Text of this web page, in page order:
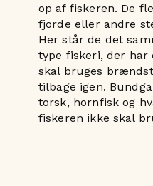
op af fiskeren. De
fjorde eller andre
Her står de det
type fiskeri, der har
skal bruges
tilbage igen.
torsk, hornfisk og
fiskeren ikke skal